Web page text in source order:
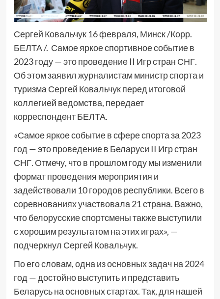
Сергей Ковальчук 16 февраля, Минск /Корр.
БЕЛТА /. Самое яркое спортивное событие в
2023 году — это проведение II Игр стран СНГ.
Об этом заявил журналистам министр спорта и
туризма Сергей Ковальчук перед итоговой
коллегией ведомства, передает
корреспондент БЕЛТА.
«Самое яркое событие в сфере спорта за 2023
год — это проведение в Беларуси II Игр стран
СНГ. Отмечу, что в прошлом году мы изменили
формат проведения мероприятия и
задействовали 10 городов республики. Всего в
соревнованиях участвовала 21 страна. Важно,
что белорусские спортсмены также выступили
с хорошим результатом на этих играх», —
подчеркнул Сергей Ковальчук.
По его словам, одна из основных задач на 2024
год — достойно выступить и представить
Беларусь на основных стартах. Так, для нашей